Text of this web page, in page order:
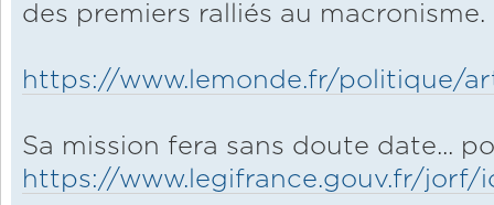
des premiers ralliés au macronisme.
https://www.lemonde.fr/politique/
Sa mission fera sans doute date...
https://www.legifrance.gouv.fr/jorf/